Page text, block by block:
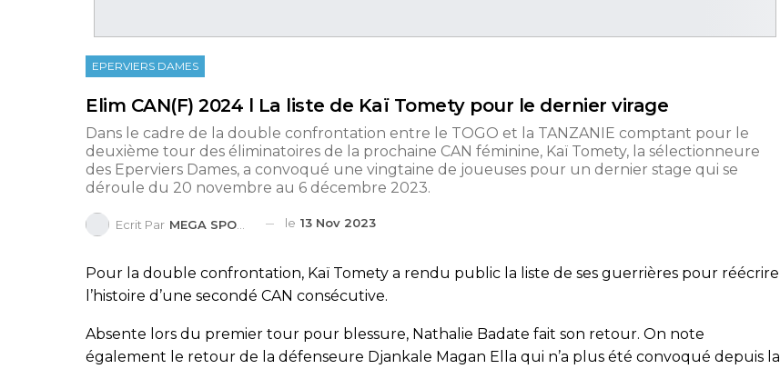
EPERVIERS DAMES
Elim CAN(F) 2024 l La liste de Kaï Tomety pour le dernier virage
Dans le cadre de la double confrontation entre le TOGO et la TANZANIE comptant pour le
deuxième tour des éliminatoires de la prochaine CAN féminine, Kaï Tomety, la sélectionneure
des Eperviers Dames, a convoqué une vingtaine de joueuses pour un dernier stage qui se
déroule du 20 novembre au 6 décembre 2023.
Ecrit Par MEGA SPORTS le 13 Nov 2023
Pour la double confrontation, Kaï Tomety a rendu public la liste de ses guerrières pour réécrire
l’histoire d’une secondé CAN consécutive.
Absente lors du premier tour pour blessure, Nathalie Badate fait son retour. On note
également le retour de la défenseure Djankale Magan Ella qui n’a plus été convoqué depuis la